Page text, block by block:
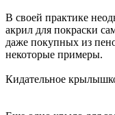
В своей практике
акрил для покраски
даже покупных из
некоторые примеры.
Кидательное